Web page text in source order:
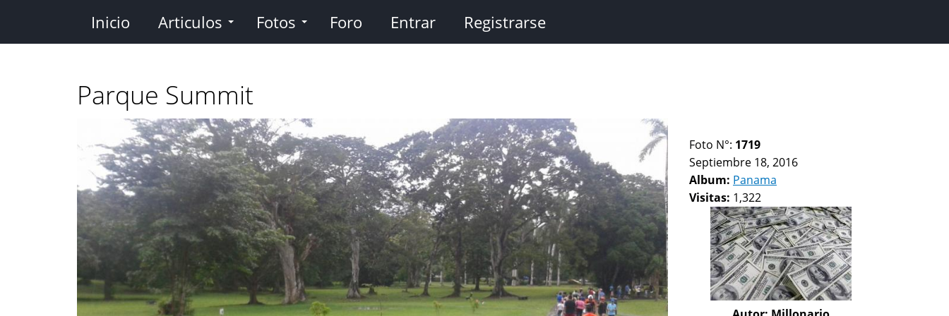
contenido
Inicio Articulos Fotos Foro Entrar Registrarse
Parque Summit
Foto N°: 1719
Septiembre 18, 2016
Album: Panama
Visitas: 1,322